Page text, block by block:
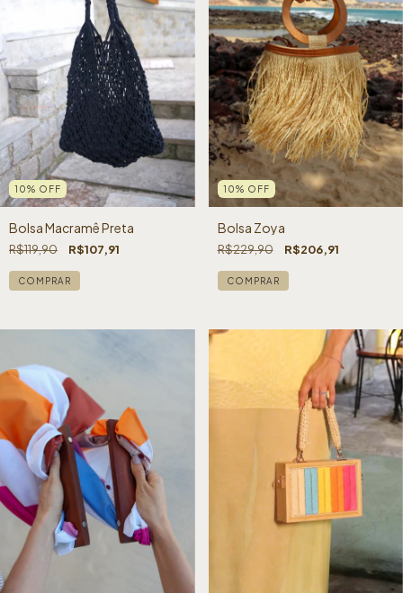
10% OFF
Bolsa Macramê Preta
R$119,90 R$107,91
10% OFF
Bolsa Zoya
R$229,90 R$206,91